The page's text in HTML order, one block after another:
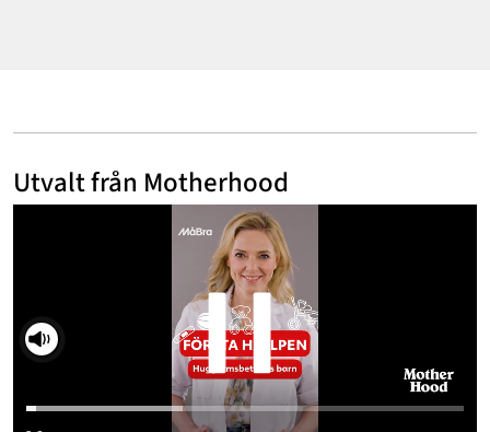
Utvalt från Motherhood